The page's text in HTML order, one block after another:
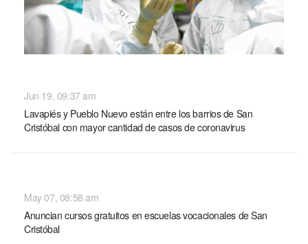
Jun 19, 09:37 am
Lavapiés y Pueblo Nuevo están entre los barrios de San
Cristóbal con mayor cantidad de casos de coronavirus
May 07, 08:58 am
Anuncian cursos gratuitos en escuelas vocacionales de San
Cristóbal